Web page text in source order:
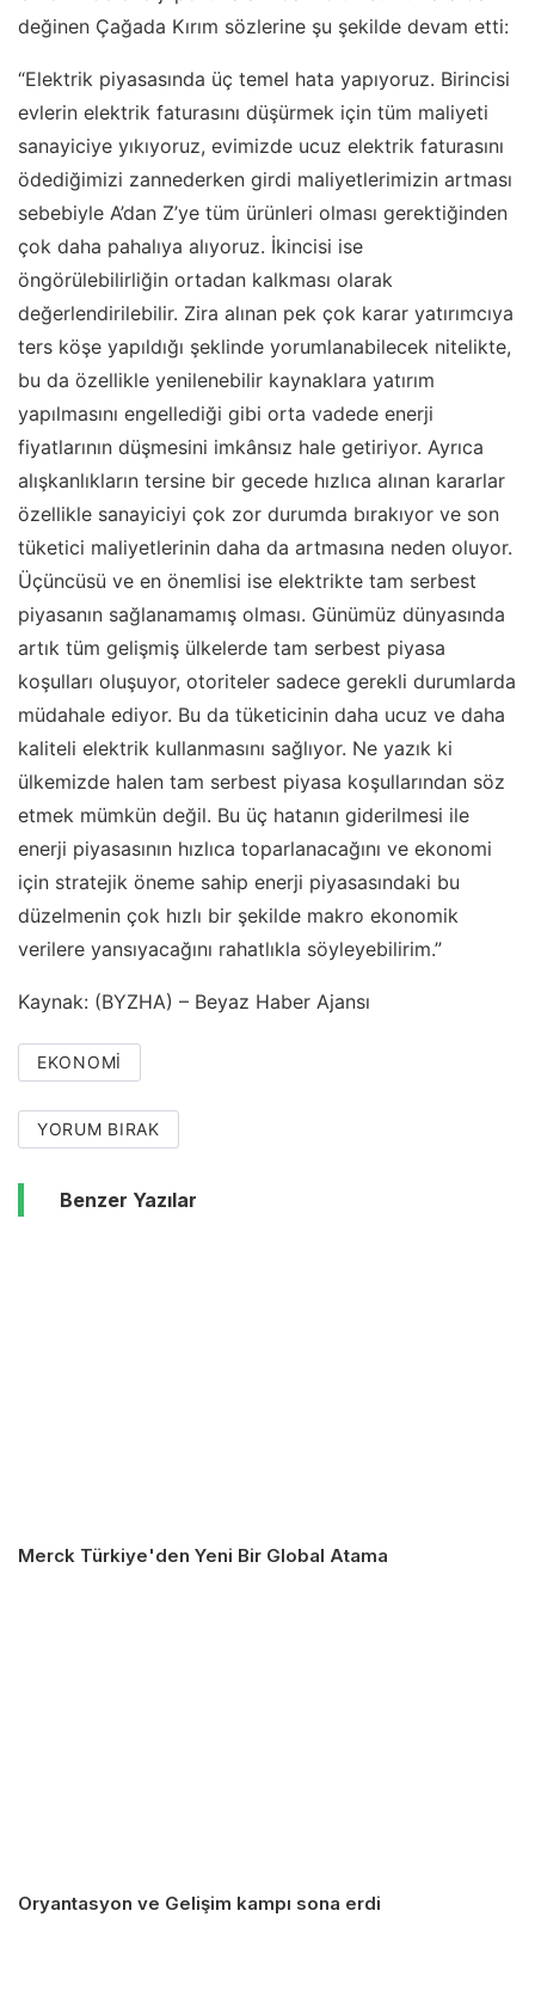
değinen Çağada Kırım sözlerine şu şekilde devam etti:
“Elektrik piyasasında üç temel hata yapıyoruz. Birincisi
evlerin elektrik faturasını düşürmek için tüm maliyeti
sanayiciye yıkıyoruz, evimizde ucuz elektrik faturasını
ödediğimizi zannederken girdi maliyetlerimizin artması
sebebiyle A’dan Z’ye tüm ürünleri olması gerektiğinden
çok daha pahalıya alıyoruz. İkincisi ise
öngörülebilirliğin ortadan kalkması olarak
değerlendirilebilir. Zira alınan pek çok karar yatırımcıya
ters köşe yapıldığı şeklinde yorumlanabilecek nitelikte,
bu da özellikle yenilenebilir kaynaklara yatırım
yapılmasını engellediği gibi orta vadede enerji
fiyatlarının düşmesini imkânsız hale getiriyor. Ayrıca
alışkanlıkların tersine bir gecede hızlıca alınan kararlar
özellikle sanayiciyi çok zor durumda bırakıyor ve son
tüketici maliyetlerinin daha da artmasına neden oluyor.
Üçüncüsü ve en önemlisi ise elektrikte tam serbest
piyasanın sağlanamamış olması. Günümüz dünyasında
artık tüm gelişmiş ülkelerde tam serbest piyasa
koşulları oluşuyor, otoriteler sadece gerekli durumlarda
müdahale ediyor. Bu da tüketicinin daha ucuz ve daha
kaliteli elektrik kullanmasını sağlıyor. Ne yazık ki
ülkemizde halen tam serbest piyasa koşullarından söz
etmek mümkün değil. Bu üç hatanın giderilmesi ile
enerji piyasasının hızlıca toparlanacağını ve ekonomi
için stratejik öneme sahip enerji piyasasındaki bu
düzelmenin çok hızlı bir şekilde makro ekonomik
verilere yansıyacağını rahatlıkla söyleyebilirim.”
Kaynak: (BYZHA) – Beyaz Haber Ajansı
EKONOMI
YORUM BIRAK
Benzer Yazılar
Merck Türkiye'den Yeni Bir Global Atama
Oryantasyon ve Gelişim kampı sona erdi